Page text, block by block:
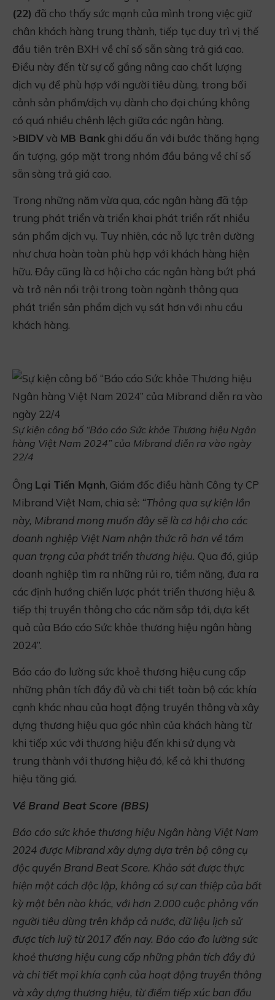
(22) đã cho thấy sức mạnh của mình trong việc giữ
chân khách hàng trung thành, tiếp tục duy trì vị thế
đầu tiên trên BXH về chỉ số sẵn sàng trả giá cao.
Điều này đến từ sự cố gắng nâng cao chất lượng
dịch vụ để phù hợp với người tiêu dùng, trong bối
cảnh sản phẩm/dịch vụ dành cho đại chúng không
có quá nhiều chênh lệch giữa các ngân hàng.
>BIDVvà MB Bank ghi dấu ấn với bước thăng hạng
ấn tượng, góp mặt trong nhóm đầu bảng về chỉ số
sẵn sàng trả giá cao.
Trong những năm vừa qua, các ngân hàng đã tập
trung phát triển và triển khai phát triển rất nhiều
sản phẩm dịch vụ. Tuy nhiên, các nỗ lực trên dường
như chưa hoàn toàn phù hợp với khách hàng hiện
hữu. Đây cũng là cơ hội cho các ngân hàng bứt phá
và trở nên nổi trội trong toàn ngành thông qua
phát triển sản phẩm dịch vụ sát hơn với nhu cầu
khách hàng.
Sự kiện công bố “Báo cáo Sức khỏe Thương hiệu Ngân
hàng Việt Nam 2024” của Mibrand diễn ra vào ngày
22/4
Ông Lại Tiến Mạnh, Giám đốc điều hành Công ty CP
Mibrand Việt Nam, chia sẻ: “Thông qua sự kiện lần
này, Mibrand mong muốn đây sẽ là cơ hội cho các
doanh nghiệp Việt Nam nhận thức rõ hơn về tầm
quan trọng của phát triển thương hiệu. Qua đó, giúp
doanh nghiệp tìm ra những rủi ro, tiềm năng, đưa ra
các định hướng chiến lược phát triển thương hiệu &
tiếp thị truyền thông cho các năm sắp tới, dựa kết
quả của Báo cáo Sức khỏe thương hiệu ngân hàng
2024”.
Báo cáo đo lường sức khoẻ thương hiệu cung cấp
những phân tích đầy đủ và chi tiết toàn bộ các khía
cạnh khác nhau của hoạt động truyền thông và xây
dựng thương hiệu qua góc nhìn của khách hàng từ
khi tiếp xúc với thương hiệu đến khi sử dụng và
trung thành với thương hiệu đó, kể cả khi thương
hiệu tăng giá.
Về Brand Beat Score (BBS)
Báo cáo sức khỏe thương hiệu Ngân hàng Việt Nam
2024 được Mibrand xây dựng dựa trên bộ công cụ
độc quyền Brand Beat Score. Khảo sát được thực
hiện một cách độc lập, không có sự can thiệp của bất
kỳ một bên nào khác, với hơn 2.000 cuộc phỏng vấn
người tiêu dùng trên khắp cả nước, dữ liệu lịch sử
được tích luỹ từ 2017 đến nay. Báo cáo đo lường sức
khoẻ thương hiệu cung cấp những phân tích đầy đủ
và chi tiết mọi khía cạnh của hoạt động truyền thông
và xây dựng thương hiệu, từ điểm tiếp xúc ban đầu